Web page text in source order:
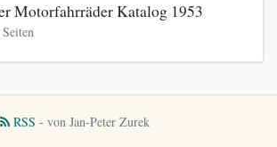
Motorfahrräder Katalog 1953
RSS - von Jan-Peter Zurek